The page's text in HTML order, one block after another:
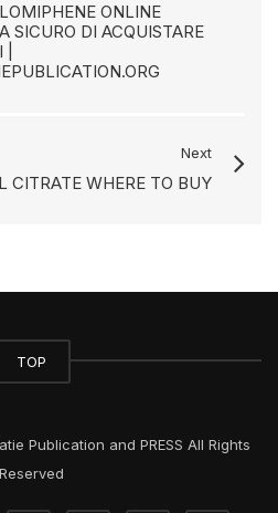
ONLINE
SICURO DI ACQUISTARE
Next
CITRATE WHERE TO BUY
TOP
Publication and PRESS All Rights
Reserved